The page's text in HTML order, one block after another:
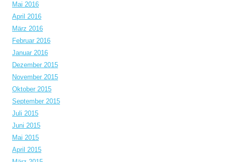
Mai 2016
April 2016
März 2016
Februar 2016
Januar 2016
Dezember 2015
November 2015
Oktober 2015
September 2015
Juli 2015
Juni 2015
Mai 2015
April 2015